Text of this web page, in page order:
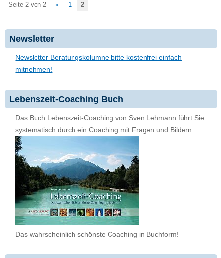
Seite 2 von 2 « 1 2
Newsletter
Newsletter Beratungskolumne bitte kostenfrei einfach
mitnehmen!
Lebenszeit-Coaching Buch
Das Buch Lebenszeit-Coaching von Sven Lehmann führt Sie
systematisch durch ein Coaching mit Fragen und Bildern.
Das wahrscheinlich schönste Coaching in Buchform!